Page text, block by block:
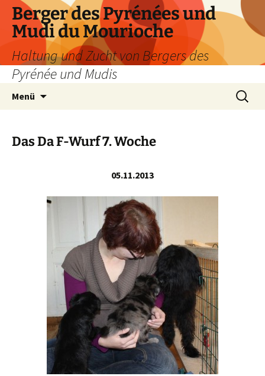
Zum
Inhalt
springen
Berger des Pyrénées und
Mudi du Mourioche
Haltung und Zucht von Bergers des
Pyrénée und Mudis
Menü
Suchen
nach:
Das Da F-Wurf 7. Woche
05.11.2013